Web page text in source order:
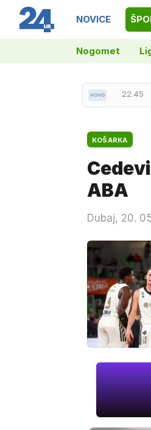
NOVICE
Nogomet
21.26
KOŠARKA
ABA
Dubaj, 20.